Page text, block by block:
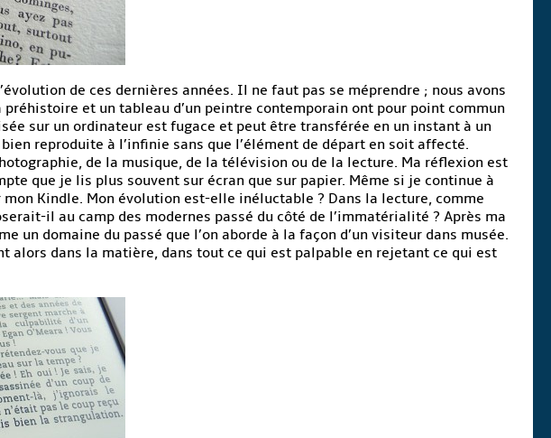
de ces dernières années. Il ne faut pas se méprendre ; nous avons
et un tableau d’un peintre contemporain ont pour point commun
sur un ordinateur est fugace et peut être transférée en un instant à un
reproduite à l’infinie sans que l’élément de départ en soit affecté.
de la musique, de la télévision ou de la lecture. Ma réflexion est
que je lis plus souvent sur écran que sur papier. Même si je continue à
Kindle. Mon évolution est-elle inéluctable ? Dans la lecture, comme
il au camp des modernes passé du côté de l’immatérialité ? Après ma
un domaine du passé que l’on aborde à la façon d’un visiteur dans musée.
alors dans la matière, dans tout ce qui est palpable en rejetant ce qui est